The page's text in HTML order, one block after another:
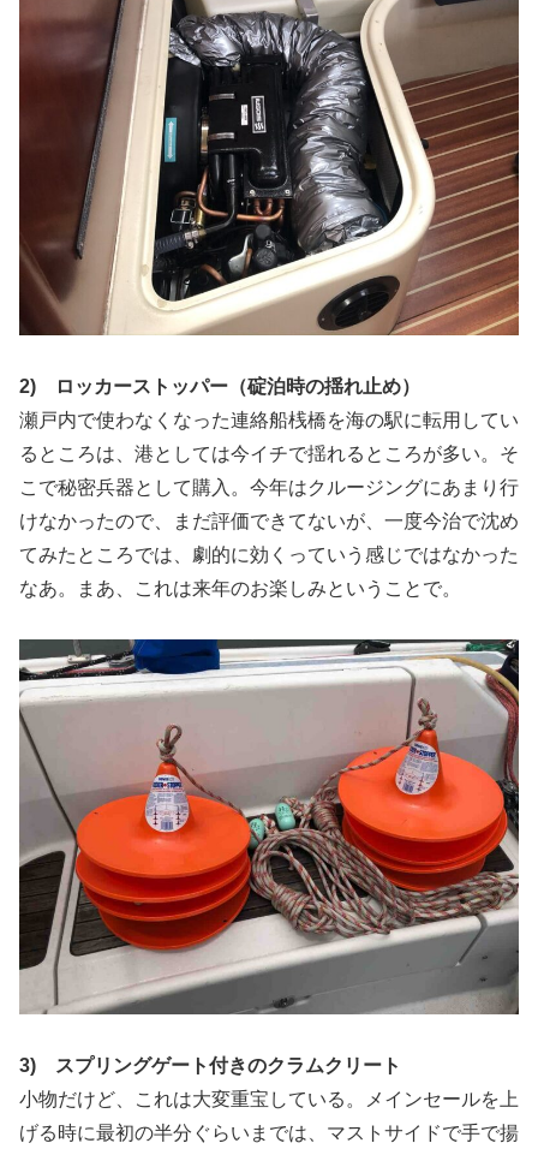
2) ロッカーストッパー（碇泊時の揺れ止め）
瀬戸内で使わなくなった連絡船桟橋を海の駅に転用してい
るところは、港としては今イチで揺れるところが多い。そ
こで秘密兵器として購入。今年はクルージングにあまり行
けなかったので、まだ評価できてないが、一度今治で沈め
てみたところでは、劇的に効くっていう感じではなかった
なあ。まあ、これは来年のお楽しみということで。
3) スプリングゲート付きのクラムクリート
小物だけど、これは大変重宝している。メインセールを上
げる時に最初の半分ぐらいまでは、マストサイドで手で揚